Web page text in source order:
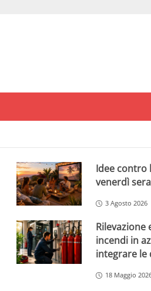
Idee contro
venerdì sera
3 Agosto 2026
Rilevazione
incendi in
integrare le
18 Maggio